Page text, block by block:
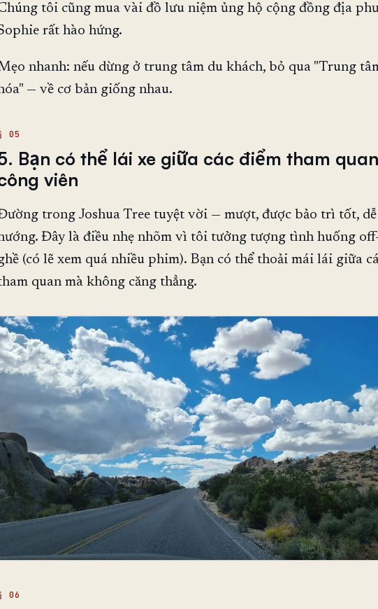
tôi cũng mua vài đồ lưu niệm ủng hộ cộng đồng địa
rất hào hứng.
nhanh: nếu dừng ở trung tâm du khách, bỏ qua "Trung
— về cơ bản giống nhau.
Bạn có thể lái xe giữa các điểm tham
viên
trong Joshua Tree tuyệt vời — mượt, được bảo trì tốt,
Đây là điều nhẹ nhõm vì tôi tưởng tượng tình huống
(có lẽ xem quá nhiều phim). Bạn có thể thoải mái lái giữa
quan mà không căng thẳng.